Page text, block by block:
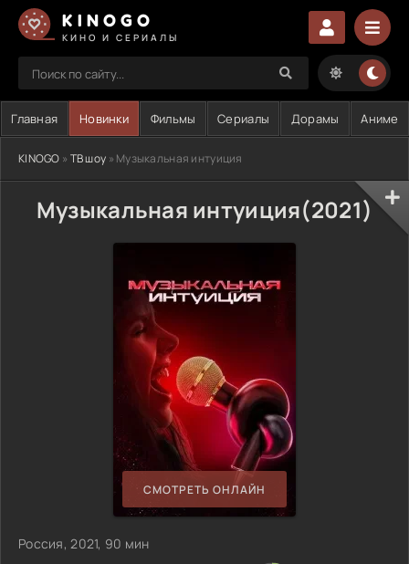
KINOGO
КИНО И СЕРИАЛЫ
Главная Новинки Фильмы Сериалы Дорамы Аниме
KINOGO » ТВ шоу » Музыкальная интуиция
Музыкальная интуиция(2021)
СМОТРЕТЬ ОНЛАЙН
Россия, 2021, 90 мин